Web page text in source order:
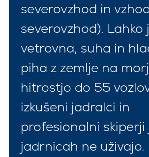
severovzhod in
severovzhod). Lahko
vetrovna, suha in
piha z zemlje na
hitrostjo do 55
izkušeni jadralci in
profesionalni skiperji
jadrnicah ne uživajo.